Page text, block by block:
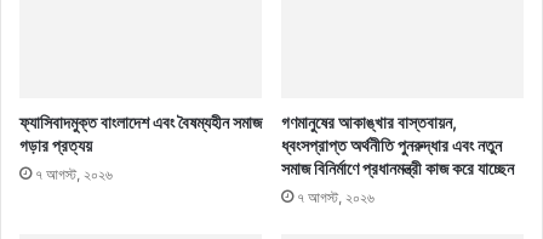
ফ্যাসিবাদমুক্ত বাংলাদেশ এবং বৈষম্যহীন সমাজ
গড়ার প্রত্যয়
৭ আগস্ট, ২০২৬
গণমানুষের আকাঙ্খার বাস্তবায়ন,
ধ্বংসপ্রাপ্ত অর্থনীতি পুনরুদ্ধার এবং নতুন
সমাজ বিনির্মাণে প্রধানমন্ত্রী কাজ করে যাচ্ছেন
৭ আগস্ট, ২০২৬